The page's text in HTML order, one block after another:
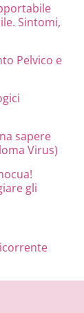
Sintomi,
Pelvico e
sapere
Virus)
gli